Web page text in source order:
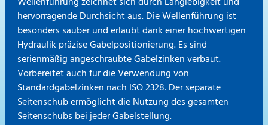
hervorragende Durchsicht aus. Die Wellenführung ist
besonders sauber und erlaubt dank einer hochwertigen
Hydraulik präzise Gabelpositionierung. Es sind
serienmäßig angeschraubte Gabelzinken verbaut.
Vorbereitet auch für die Verwendung von
Standardgabelzinken nach ISO 2328. Der separate
Seitenschub ermöglicht die Nutzung des gesamten
Seitenschubs bei jeder Gabelstellung.